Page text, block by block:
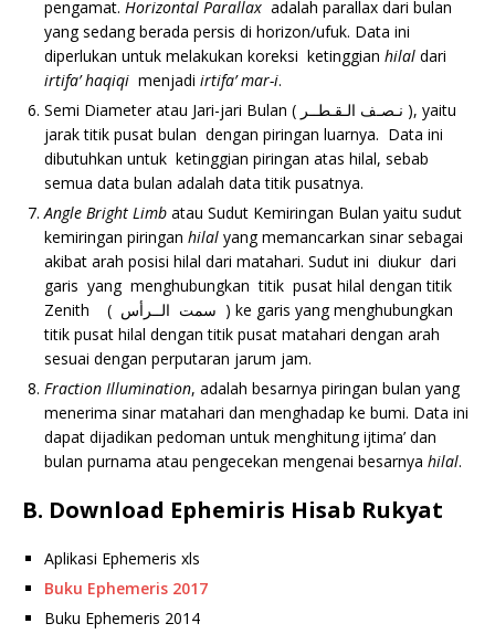
pengamat. Horizontal Parallax adalah parallax dari bulan
yang sedang berada persis di horizon/ufuk. Data ini
diperlukan untuk melakukan koreksi ketinggian hilal dari
irtifa’ haqiqi menjadi irtifa’ mar-i.
Semi Diameter atau Jari-jari Bulan ( نـصـف الـقـطــر ), yaitu
jarak titik pusat bulan dengan piringan luarnya. Data ini
dibutuhkan untuk ketinggian piringan atas hilal, sebab
semua data bulan adalah data titik pusatnya.
Angle Bright Limb atau Sudut Kemiringan Bulan yaitu sudut
kemiringan piringan hilal yang memancarkan sinar sebagai
akibat arah posisi hilal dari matahari. Sudut ini diukur dari
garis yang menghubungkan titik pusat hilal dengan titik
Zenith ( سمت الــرأس ) ke garis yang menghubungkan
titik pusat hilal dengan titik pusat matahari dengan arah
sesuai dengan perputaran jarum jam.
Fraction Illumination, adalah besarnya piringan bulan yang
menerima sinar matahari dan menghadap ke bumi. Data ini
dapat dijadikan pedoman untuk menghitung ijtima’ dan
bulan purnama atau pengecekan mengenai besarnya hilal.
B. Download Ephemiris Hisab Rukyat
Aplikasi Ephemeris xls
Buku Ephemeris 2017
Buku Ephemeris 2014